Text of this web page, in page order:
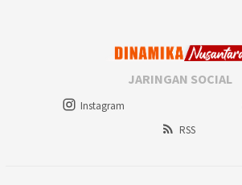
JARINGAN SOCIAL
Instagram
RSS